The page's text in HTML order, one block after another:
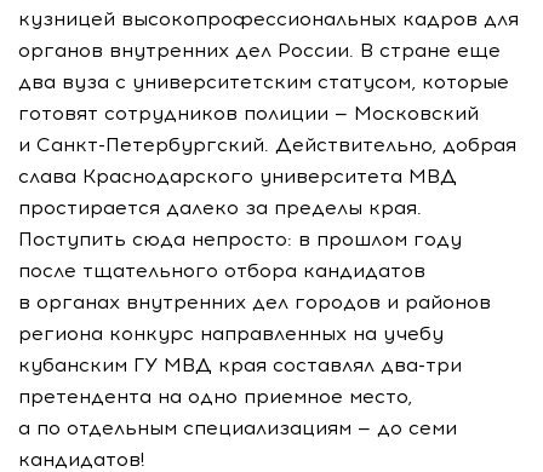
кузницей высокопрофессиональных кадров для
органов внутренних дел России. В стране еще
два вуза с университетским статусом, которые
готовят сотрудников полиции — Московский
и Санкт-Петербургский. Действительно, добрая
слава Краснодарского университета МВД
простирается далеко за пределы края.
Поступить сюда непросто: в прошлом году
после тщательного отбора кандидатов
в органах внутренних дел городов и районов
региона конкурс направленных на учебу
кубанским ГУ МВД края составлял два-три
претендента на одно приемное место,
а по отдельным специализациям — до семи
кандидатов!